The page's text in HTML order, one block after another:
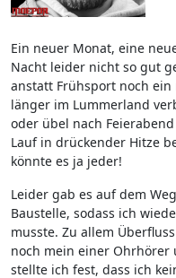
Ein neuer Monat, eine neue Herausforderung. Ich hab die
Nacht leider nicht so gut
anstatt Frühsport noch
länger im Lummerland
oder übel nach
Lauf in drückender Hitze
könnte es ja jeder!
Leider gab es auf dem
Baustelle, sodass ich
musste. Zu allem
noch mein einer Ohrhörer
stellte ich fest, dass ich